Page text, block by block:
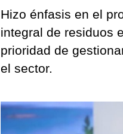
Hizo énfasis en el
integral de residuos
prioridad de
el sector.